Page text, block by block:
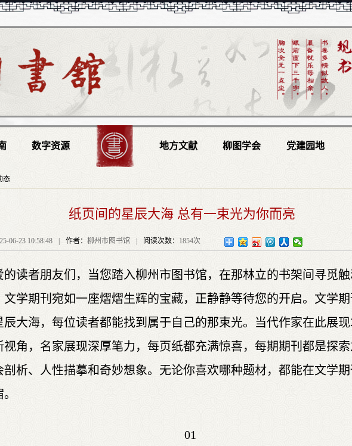
数字资源 地方文献 柳图学会 党建园地
态
纸页间的星辰大海 总有一束光为你而亮
06-23 10:58:48 作者： 柳州市图书馆 阅读次数： 1854次
的读者朋友们，当您踏入柳州市图书馆，在那林立的书架间寻觅
文学期刊宛如一座熠熠生辉的宝藏，正静静等待您的开启。 文学
辰大海，每位读者都能找到属于自己的那束光。当代作家在此展
视角，名家展现深厚笔力，每页纸都充满惊喜，每期期刊都是探
剖析、人性描摹和奇妙想象。无论你喜欢哪种题材，都能在文学期
01